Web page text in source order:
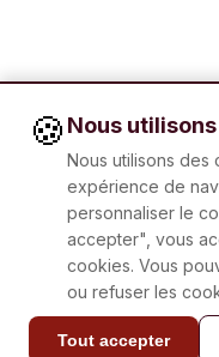
🍪 Nous
Nous utilisons
expérience de
personnaliser le
accepter", vous
cookies. Vous
ou refuser les
Tout accepter